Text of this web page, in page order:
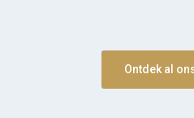
Ontdek al